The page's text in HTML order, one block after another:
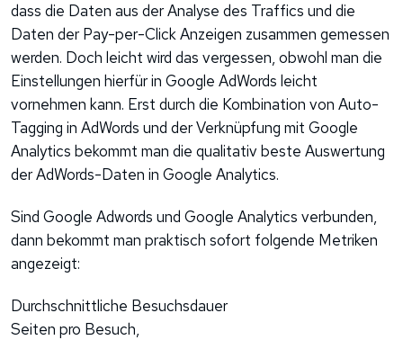
dass die Daten aus der Analyse des Traffics und die
Daten der Pay-per-Click Anzeigen zusammen gemessen
werden. Doch leicht wird das vergessen, obwohl man die
Einstellungen hierfür in Google AdWords leicht
vornehmen kann. Erst durch die Kombination von Auto-
Tagging in AdWords und der Verknüpfung mit Google
Analytics bekommt man die qualitativ beste Auswertung
der AdWords-Daten in Google Analytics.
Sind Google Adwords und Google Analytics verbunden,
dann bekommt man praktisch sofort folgende Metriken
angezeigt:
Durchschnittliche Besuchsdauer
Seiten pro Besuch,